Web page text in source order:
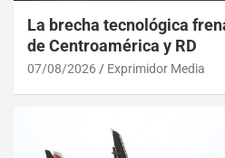
La brecha tecnológica
de Centroamérica y RD
07/08/2026 Exprimidor Media